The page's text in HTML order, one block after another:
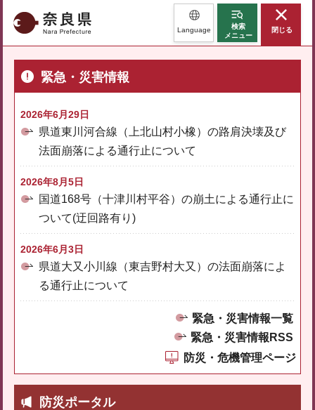
奈良県 Language
検索
メニュー
閉じる
緊急・災害情報
2026年6月29日
県道東川河合線（上北山村小橡）の路肩決壊及び
法面崩落による通行止について
2026年8月5日
国道168号（十津川村平谷）の崩土による通行止に
ついて(迂回路有り)
2026年6月3日
県道大又小川線（東吉野村大又）の法面崩落によ
る通行止について
緊急・災害情報一覧
緊急・災害情報RSS
防災・危機管理ページ
防災ポータル